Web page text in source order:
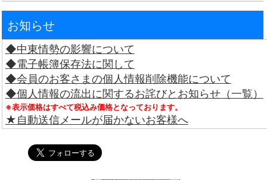
お知らせ
◆中東情勢の影響について
◆電子帳簿保存法に関して
◆会員のお客さまの個人情報削除機能について
◆個人情報の流出に関するお詫びとお知らせ（一覧）
※表示価格はすべて税込み価格となっております。
★自動送信メールが届かないお客様へ